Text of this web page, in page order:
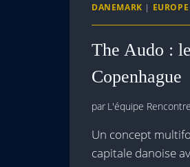
DANEMARK | EUROPE
The Audo :
Copenhague
par L'équipe
Un concept
capitale danoise